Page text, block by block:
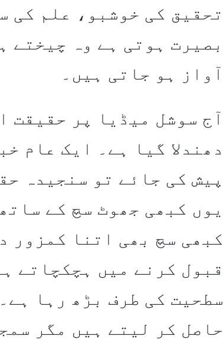
تحقیق کی خوشبو، علم کی
بصیرت ہوتی ہے وہ چیختے
آواز ہو جاتی ہیں۔
آج سوشل میڈیا پر حقیقت
دھندلا گیا ہے۔ ایک عام
پیش کی جائے تو سنجیدہ
یوں کبھی جھوٹ سچ کے
کبھی سچ بھی اتنا کمزور
قبول کرنے میں ہچکچاتے
سطحیت کی طرف بڑھ رہا
حاصل کر لیتے ہیں مگر